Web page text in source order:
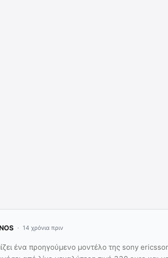
14 χρόνια πριν
ένα προηγούμενο μοντέλο της sony